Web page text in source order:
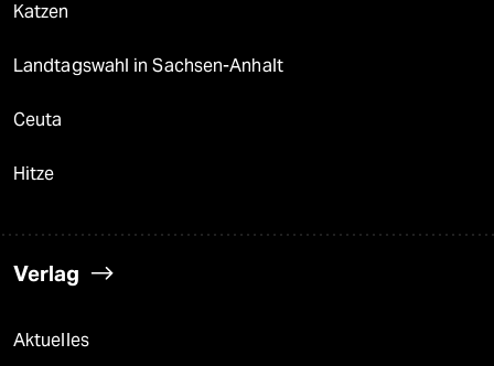
Katzen
Landtagswahl in Sachsen-Anhalt
Ceuta
Hitze
Verlag
Aktuelles